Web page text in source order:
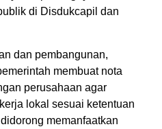
di Disdukcapil dan
dan pembangunan,
membuat nota
perusahaan agar
lokal sesuai ketentuan
memanfaatkan